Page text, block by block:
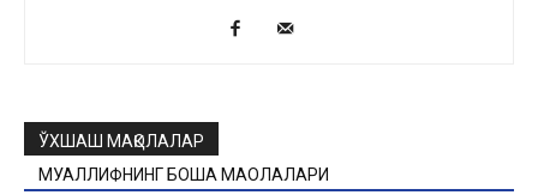
ЎХШАШ МАҚОЛАЛАР
МУАЛЛИФНИНГ БОШҚА МАҚОЛАЛАРИ